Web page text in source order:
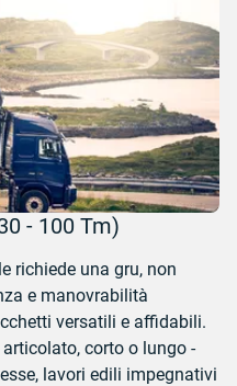
- 100 Tm)
richiede una gru, non
e manovrabilità
versatili e affidabili.
corto o lungo -
lavori edili impegnativi